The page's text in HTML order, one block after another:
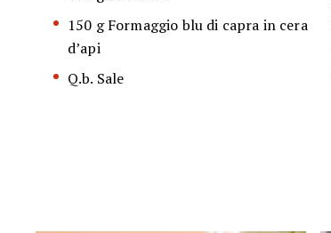
150 g Formaggio blu di capra in cera
d’api
Q.b. Sale